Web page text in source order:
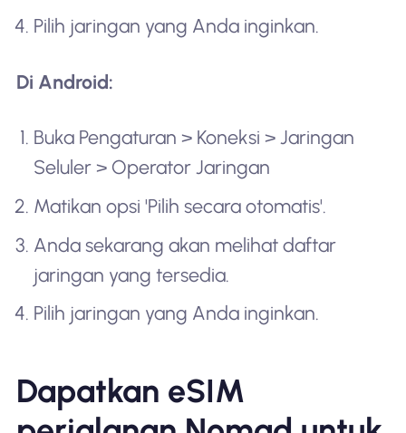
Pilih jaringan yang Anda inginkan.
Di Android:
Buka Pengaturan > Koneksi > Jaringan
Seluler > Operator Jaringan
Matikan opsi 'Pilih secara otomatis'.
Anda sekarang akan melihat daftar
jaringan yang tersedia.
Pilih jaringan yang Anda inginkan.
Dapatkan eSIM